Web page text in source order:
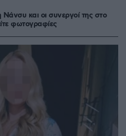
και οι συνεργοί της στο
φωτογραφίες